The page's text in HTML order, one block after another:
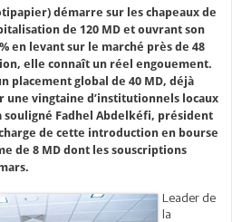
démarre sur les chapeaux de
de 120 MD et ouvrant son
en levant sur le marché près de 48
elle connaît un réel engouement.
placement global de 40 MD, déjà
une vingtaine d’institutionnels locaux
souligné Fadhel Abdelkéfi, président
de cette introduction en bourse
de 8 MD dont les souscriptions
Leader de
la